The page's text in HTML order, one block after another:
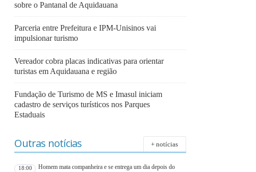
sobre o Pantanal de Aquidauana
Parceria entre Prefeitura e IPM-Unisinos vai
impulsionar turismo
Vereador cobra placas indicativas para orientar
turistas em Aquidauana e região
Fundação de Turismo de MS e Imasul iniciam
cadastro de serviços turísticos nos Parques
Estaduais
Outras notícias + notícias
18:00
Homem mata companheira e se entrega um dia depois do